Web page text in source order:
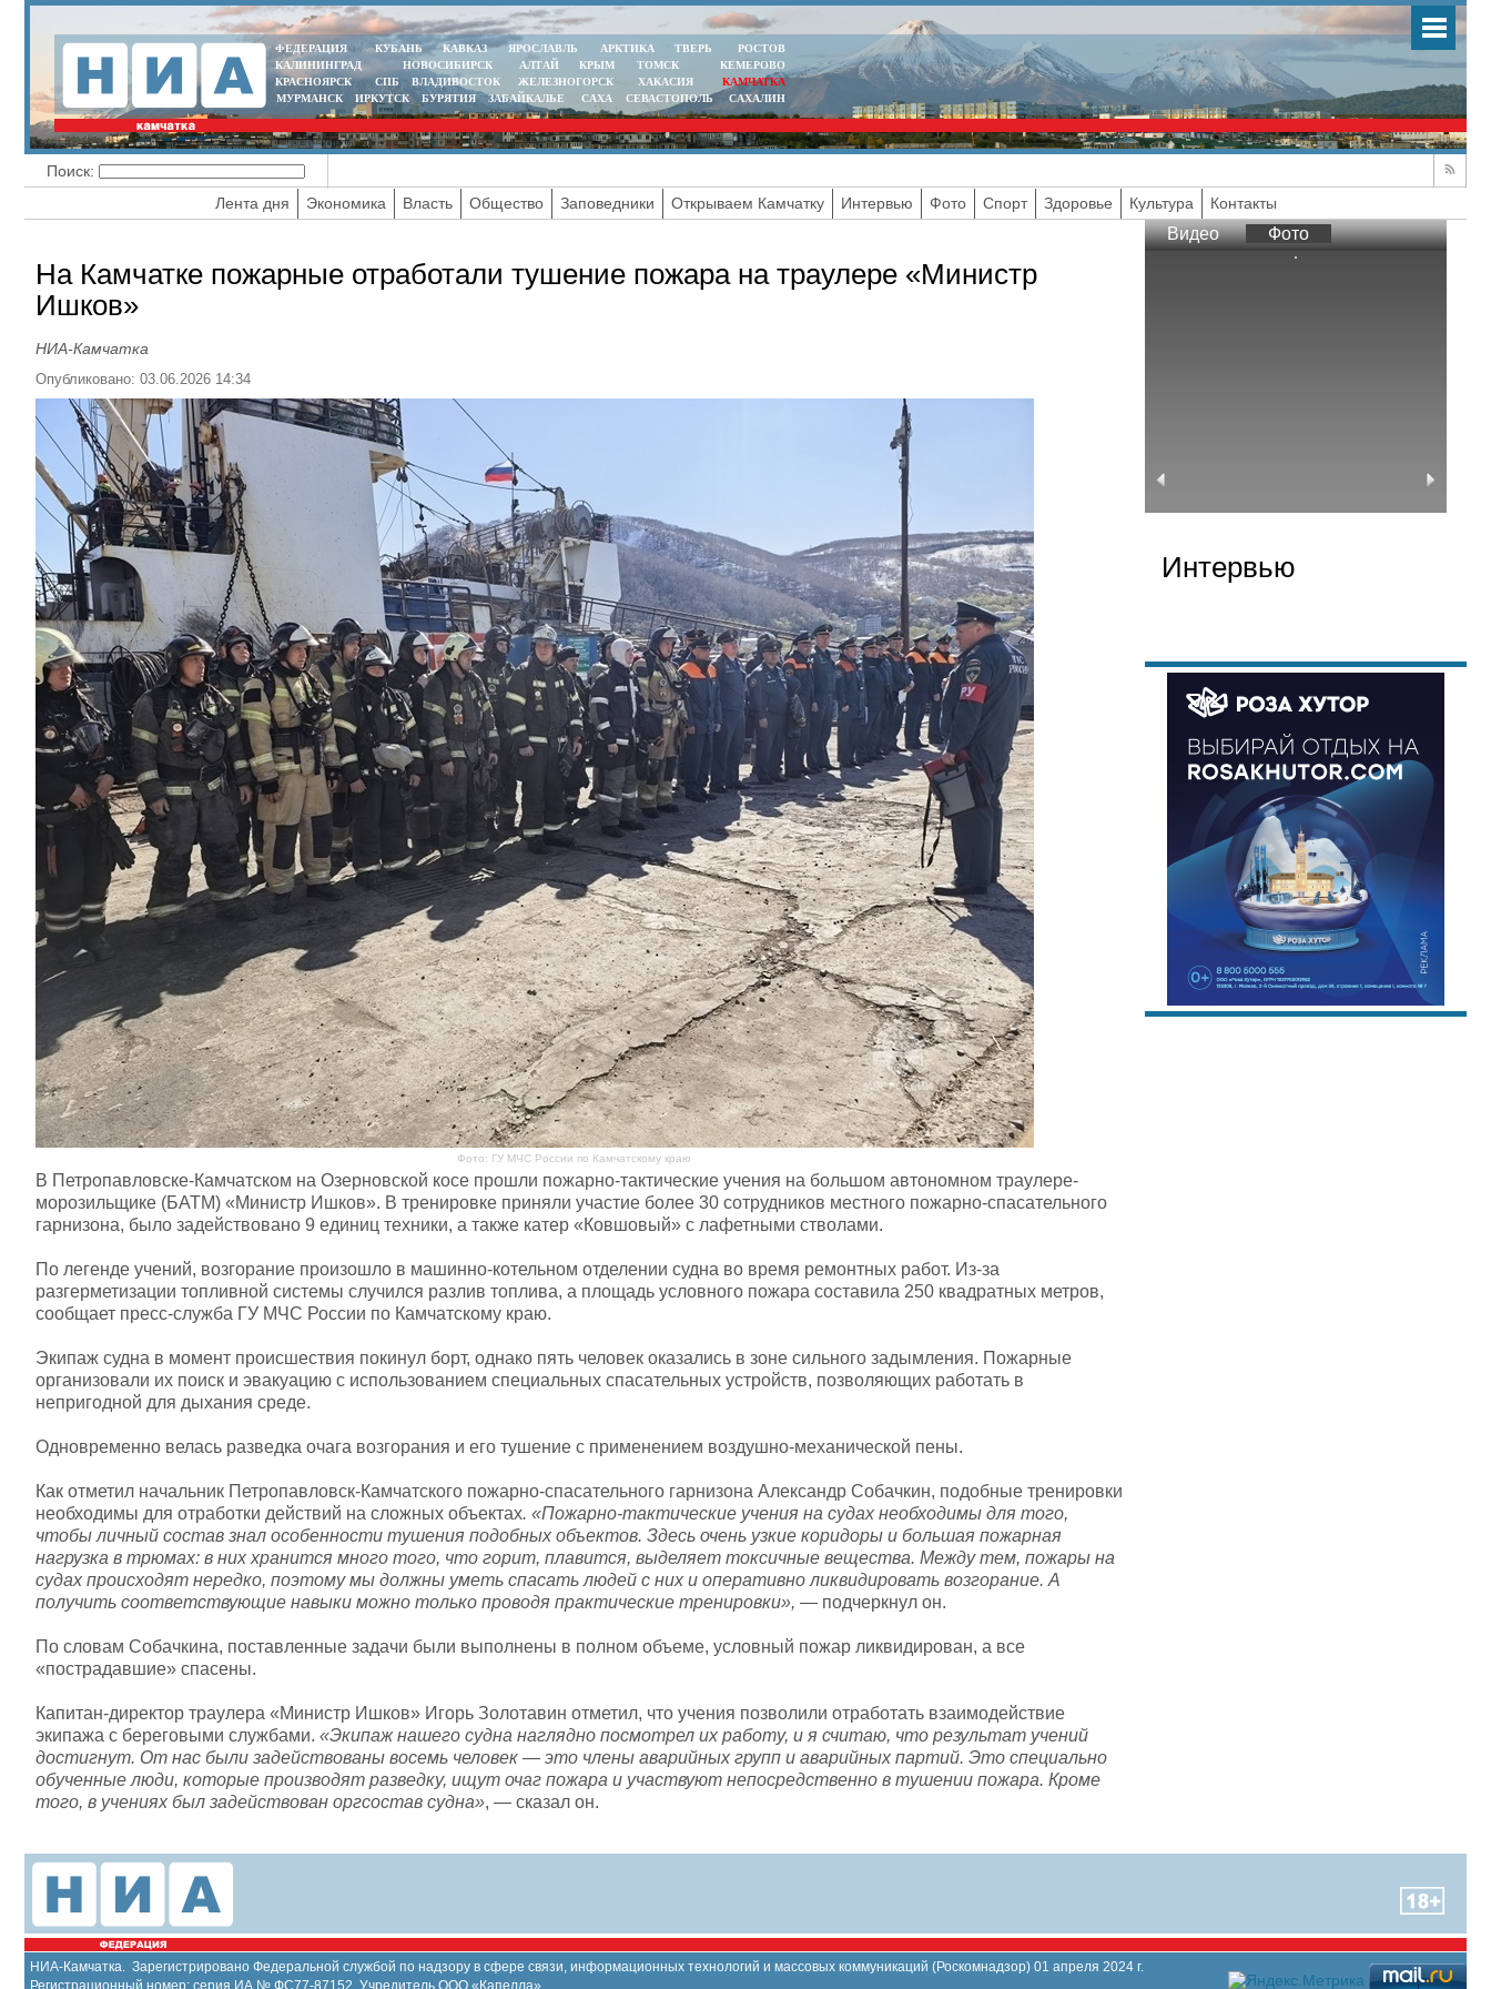
ФЕДЕРАЦИЯ КУБАНЬ КАВКАЗ ЯРОСЛАВЛЬ АРКТИКА ТВЕРЬ
РОСТОВ
КАЛИНИНГРАД
НОВОСИБИРСК АЛТАЙ КРЫМ ТОМСК
КЕМЕРОВО
КРАСНОЯРСК
СПБ ВЛАДИВОСТОК ЖЕЛЕЗНОГОРСК ХАКАСИЯ
КАМЧАТКА
МУРМАНСК
ИРКУТСК БУРЯТИЯ ЗАБАЙКАЛЬЕ САХА СЕВАСТОПОЛЬ САХАЛИН
Поиск:
Лента дня
Экономика Власть Общество Заповедники Открываем Камчатку Интервью Фото Спорт Здоровье Культура Контакты
На Камчатке пожарные отработали тушение пожара на траулере «Министр
Ишков»
НИА-Камчатка
Опубликовано: 03.06.2026 14:34
Фото: ГУ МЧС России по Камчатскому краю
В Петропавловске-Камчатском на Озерновской косе прошли пожарно-тактические учения на большом автономном траулере-
морозильщике (БАТМ) «Министр Ишков». В тренировке приняли участие более 30 сотрудников местного пожарно-спасательного
гарнизона, было задействовано 9 единиц техники, а также катер «Ковшовый» с лафетными стволами.
По легенде учений, возгорание произошло в машинно-котельном отделении судна во время ремонтных работ. Из-за
разгерметизации топливной системы случился разлив топлива, а площадь условного пожара составила 250 квадратных метров,
сообщает пресс-служба ГУ МЧС России по Камчатскому краю.
Экипаж судна в момент происшествия покинул борт, однако пять человек оказались в зоне сильного задымления. Пожарные
организовали их поиск и эвакуацию с использованием специальных спасательных устройств, позволяющих работать в
непригодной для дыхания среде.
Одновременно велась разведка очага возгорания и его тушение с применением воздушно-механической пены.
Как отметил начальник Петропавловск-Камчатского пожарно-спасательного гарнизона Александр Собачкин, подобные тренировки
необходимы для отработки действий на сложных объектах. «Пожарно-тактические учения на судах необходимы для того,
чтобы личный состав знал особенности тушения подобных объектов. Здесь очень узкие коридоры и большая пожарная
нагрузка в трюмах: в них хранится много того, что горит, плавится, выделяет токсичные вещества. Между тем, пожары на
судах происходят нередко, поэтому мы должны уметь спасать людей с них и оперативно ликвидировать возгорание. А
получить соответствующие навыки можно только проводя практические тренировки», — подчеркнул он.
По словам Собачкина, поставленные задачи были выполнены в полном объеме, условный пожар ликвидирован, а все
«пострадавшие» спасены.
Капитан-директор траулера «Министр Ишков» Игорь Золотавин отметил, что учения позволили отработать взаимодействие
экипажа с береговыми службами. «Экипаж нашего судна наглядно посмотрел их работу, и я считаю, что результат учений
достигнут. От нас были задействованы восемь человек — это члены аварийных групп и аварийных партий. Это специально
обученные люди, которые производят разведку, ищут очаг пожара и участвуют непосредственно в тушении пожара. Кроме
того, в учениях был задействован оргсостав судна», — сказал он.
Видео Фото
Интервью
НИА-Камчатка. Зарегистрировано Федеральной службой по надзору в сфере связи, информационных технологий и массовых коммуникаций (Роскомнадзор) 01 апреля 2024 г.
Регистрационный номер: серия ИА № ФС77-87152. Учредитель ООО «Капелла».